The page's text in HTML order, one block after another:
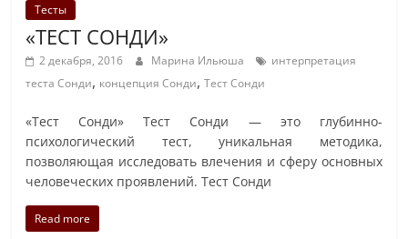
Тесты
«ТЕСТ СОНДИ»
2 декабря, 2016 Марина Ильюша
интерпретация
теста Сонди, концепция Сонди,Тест Сонди
«Тест Сонди» Тест Сонди — это глубинно-
психологический тест, уникальная методика,
позволяющая исследовать влечения и сферу основных
человеческих проявлений. Тест Сонди
Read more